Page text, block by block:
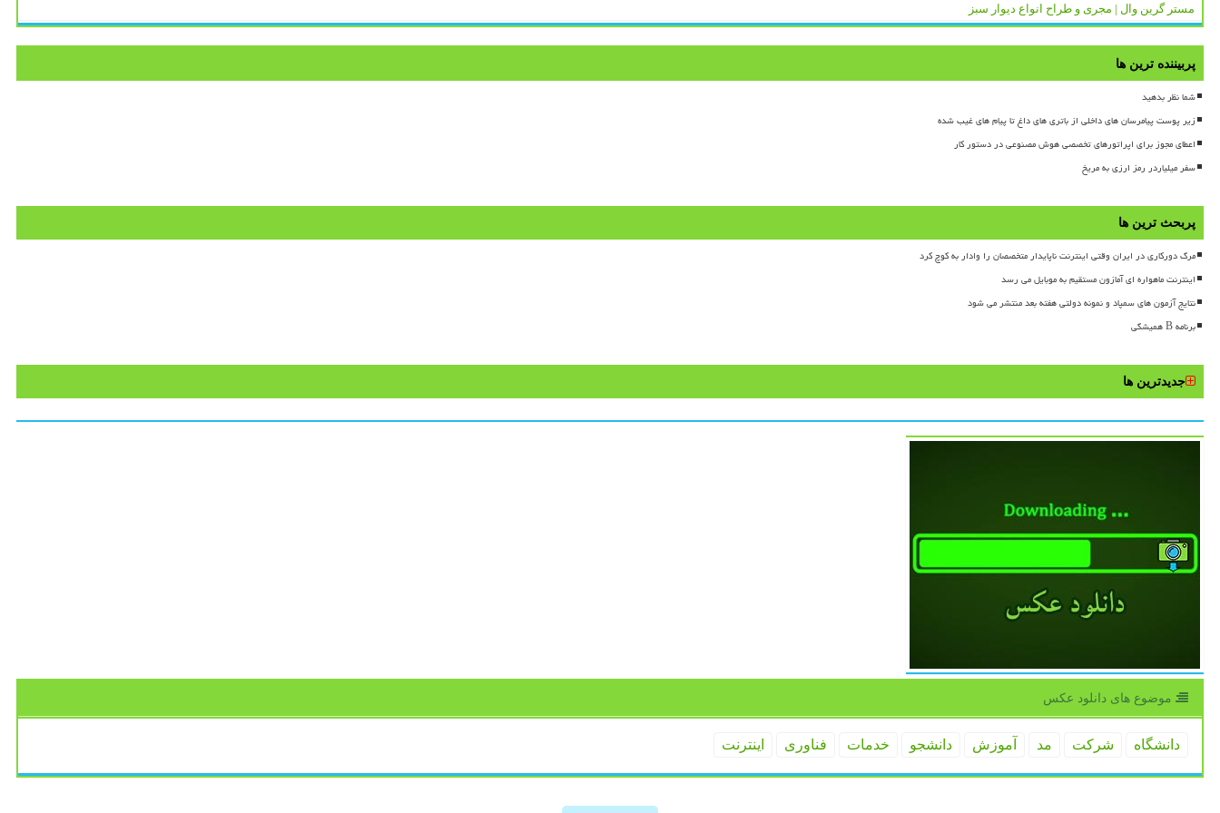
مستر گرین وال | مجری و طراح انواع دیوار سبز
پربیننده ترین ها
شما نظر بدهید
زیر پوست پیامرسان های داخلی از باتری های داغ تا پیام های غیب شده
اعطای مجوز برای اپراتورهای تخصصی هوش مصنوعی در دستور کار
سفر میلیاردر رمز ارزی به مریخ
پربحث ترین ها
مرگ دورکاری در ایران وقتی اینترنت ناپایدار متخصصان را وادار به کوچ کرد
اینترنت ماهواره ای آمازون مستقیم به موبایل می رسد
نتایج آزمون های سمپاد و نمونه دولتی هفته بعد منتشر می شود
برنامه B همیشگی
جدیدترین ها
موضوع های دانلود عكس
دانشگاه شركت مد آموزش دانشجو خدمات فناوری اینترنت